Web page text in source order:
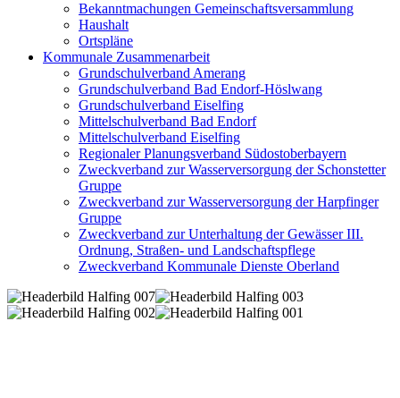
Bekanntmachungen Gemeinschaftsversammlung
Haushalt
Ortspläne
Kommunale Zusammenarbeit
Grundschulverband Amerang
Grundschulverband Bad Endorf-Höslwang
Grundschulverband Eiselfing
Mittelschulverband Bad Endorf
Mittelschulverband Eiselfing
Regionaler Planungsverband Südostoberbayern
Zweckverband zur Wasserversorgung der Schonstetter
Gruppe
Zweckverband zur Wasserversorgung der Harpfinger
Gruppe
Zweckverband zur Unterhaltung der Gewässer III.
Ordnung, Straßen- und Landschaftspflege
Zweckverband Kommunale Dienste Oberland